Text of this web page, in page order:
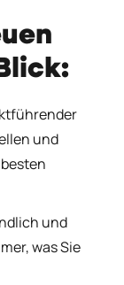
und
und
was Sie